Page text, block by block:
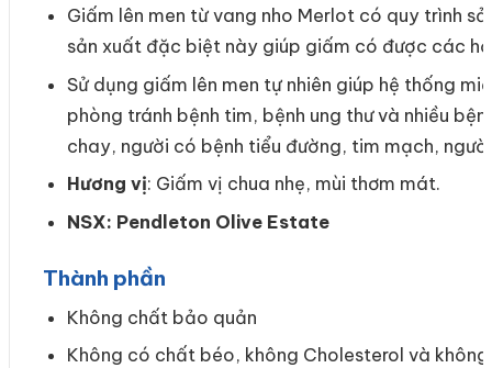
Giấm lên men từ vang nho Merlot có quy trình
sản xuất đặc biệt này giúp giấm có được các
Sử dụng giấm lên men tự nhiên giúp hệ thống
phòng tránh bệnh tim, bệnh ung thư và nhiều
chay, người có bệnh tiểu đường, tim mạch,
Hương vị: Giấm vị chua nhẹ, mùi thơm mát.
NSX: Pendleton Olive Estate
Thành phần
Không chất bảo quản
Không có chất béo, không Cholesterol và